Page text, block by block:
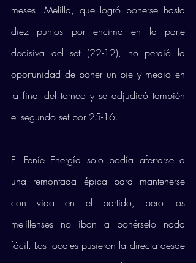
meses. Melilla, que logró ponerse hasta
diez puntos por encima en la parte
decisiva del set (22-12), no perdió la
oportunidad de poner un pie y medio en
la final del torneo y se adjudicó también
el segundo set por 25-16.
El Feníe Energía solo podía aferrarse a
una remontada épica para mantenerse
con vida en el partido, pero los
melillenses no iban a ponérselo nada
fácil. Los locales pusieron la directa desde